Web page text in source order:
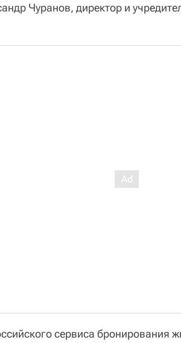
Чуранов, директор и
сервиса бронирования